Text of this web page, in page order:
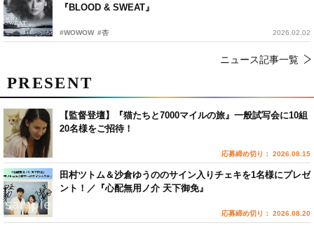
『BLOOD & SWEAT』
#WOWOW #杏 2026.02.02
ニュース記事一覧
PRESENT
【監督登壇】『猫たちと7000マイルの旅』一般試写会に10組
20名様をご招待！
応募締め切り： 2026.08.15
田村ツトム＆沙倉ゆうののサイン入りチェキを1名様にプレゼ
ント！／『心配無用ノ介 天下御免』
応募締め切り： 2026.08.20